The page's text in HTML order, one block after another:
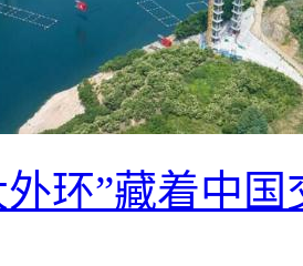
外环”藏着中